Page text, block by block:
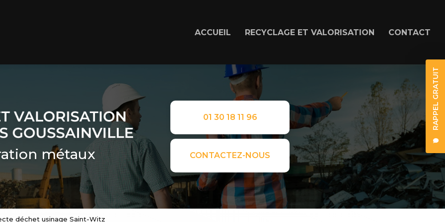
RAPPEL GRATUIT
ACCUEIL RECYCLAGE ET VALORISATION CONTACT
métaux
01 30 18 11 96
CONTACTEZ-NOUS
déchet usinage Saint-Witz